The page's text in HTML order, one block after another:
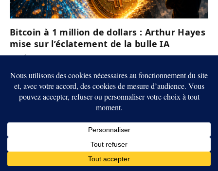
Bitcoin à 1 million de dollars : Arthur Hayes
mise sur l’éclatement de la bulle IA